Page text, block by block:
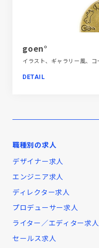
goen°
DETAIL
職種別の求人
デザイナー求人
エンジニア求人
ディレクター求人
プロデューサー求人
ライター／エディター求人
セールス求人